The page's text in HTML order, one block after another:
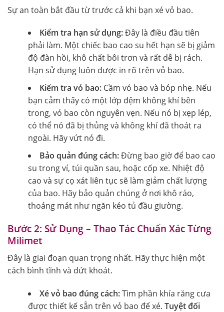
Sự an toàn bắt đầu từ trước cả khi bạn xé vỏ bao.
Kiểm tra hạn sử dụng:Đây là điều đầu tiên
phải làm. Một chiếc bao cao su hết hạn sẽ bị giảm
độ đàn hồi, khô chất bôi trơn và rất dễ bị rách.
Hạn sử dụng luôn được in rõ trên vỏ bao.
Kiểm tra vỏ bao:Cầm vỏ bao và bóp nhẹ. Nếu
bạn cảm thấy có một lớp đệm không khí bên
trong, vỏ bao còn nguyên vẹn. Nếu nó bị xẹp lép,
có thể nó đã bị thủng và không khí đã thoát ra
ngoài. Hãy vứt nó đi.
Bảo quản đúng cách:Đừng bao giờ để bao cao
su trong ví, túi quần sau, hoặc cốp xe. Nhiệt độ
cao và sự cọ xát liên tục sẽ làm giảm chất lượng
của bao. Hãy bảo quản chúng ở nơi khô ráo,
thoáng mát như ngăn kéo tủ đầu giường.
Bước 2: Sử Dụng – Thao Tác Chuẩn Xác Từng
Milimet
Đây là giai đoạn quan trọng nhất. Hãy thực hiện một
cách bình tĩnh và dứt khoát.
Xé vỏ bao đúng cách:Tìm phần khía răng cưa
được thiết kế sẵn trên vỏ bao để xé. Tuyệt đối